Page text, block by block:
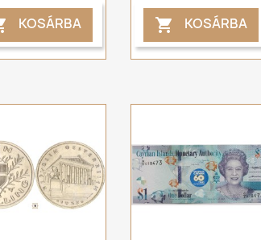
KOSÁRBA  KOSÁRBA